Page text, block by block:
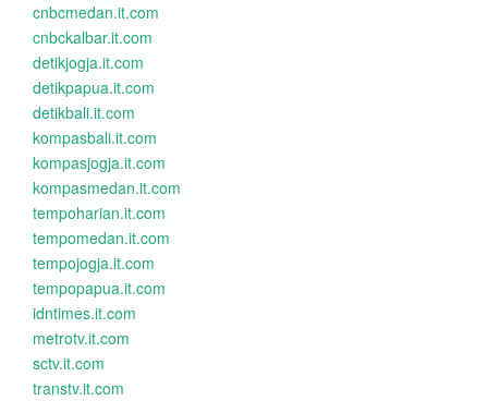
cnbcmedan.it.com
cnbckalbar.it.com
detikjogja.it.com
detikpapua.it.com
detikbali.it.com
kompasbali.it.com
kompasjogja.it.com
kompasmedan.it.com
tempoharian.it.com
tempomedan.it.com
tempojogja.it.com
tempopapua.it.com
idntimes.it.com
metrotv.it.com
sctv.it.com
transtv.it.com